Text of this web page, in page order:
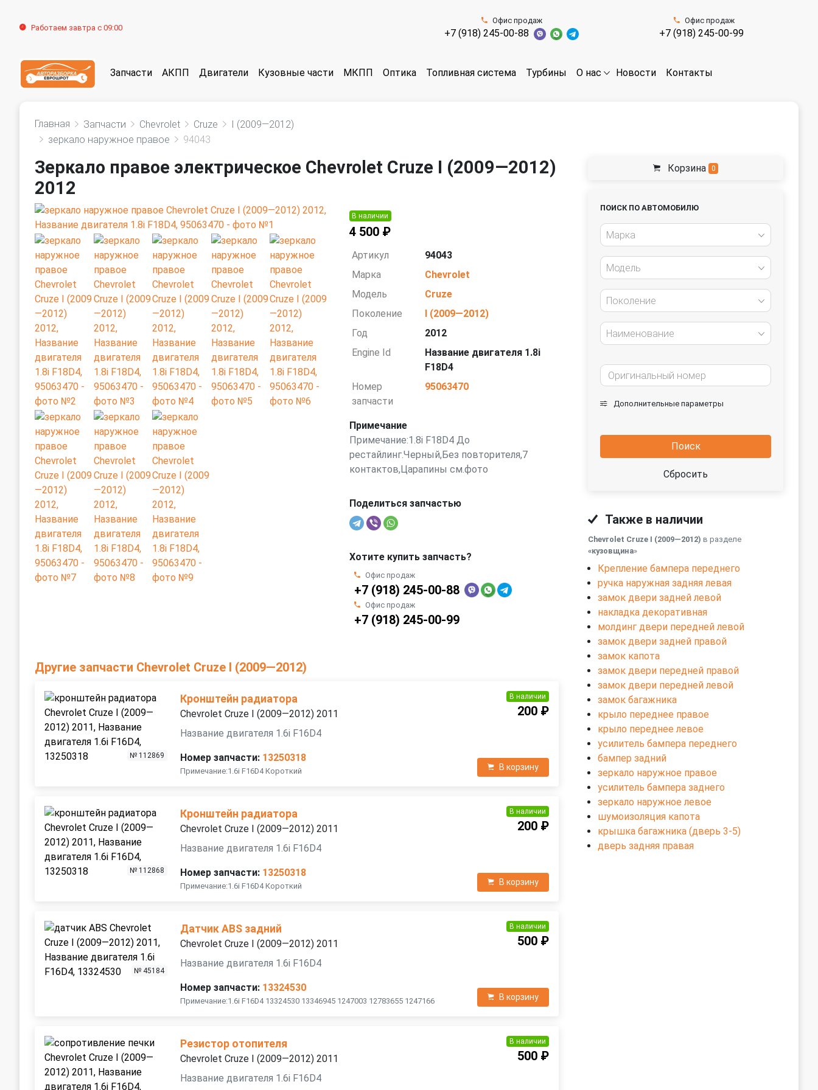
Работаем завтра с 09:00
Офис продаж
+7 (918) 245-00-88
Офис продаж
+7 (918) 245-00-99
Запчасти АКПП Двигатели Кузовные части МКПП Оптика Топливная система Турбины О нас Новости Контакты
Главная Запчасти Chevrolet Cruze
I (2009—2012)
зеркало наружное правое
94043
Зеркало правое электрическое Chevrolet Cruze I (2009—2012)
2012
В наличии
4 500 ₽
Артикул
94043
Марка
Chevrolet
Модель
Cruze
Поколение
I (2009—2012)
Год
2012
Engine Id
Название двигателя 1.8i
F18D4
Номер
запчасти
95063470
Примечание
Примечание:1.8i F18D4 До
рестайлинг.Черный,Без повторителя,7
контактов,Царапины см.фото
Поделиться запчастью
Хотите купить запчасть?
Офис продаж
+7 (918) 245-00-88
Офис продаж
+7 (918) 245-00-99
Другие запчасти Chevrolet Cruze I (2009—2012)
№ 112869
Кронштейн радиатора
Chevrolet Cruze I (2009—2012) 2011
Название двигателя 1.6i F16D4
Номер запчасти: 13250318
Примечание:1.6i F16D4 Короткий
В наличии
200 ₽
В корзину
№ 112868
Кронштейн радиатора
Chevrolet Cruze I (2009—2012) 2011
Название двигателя 1.6i F16D4
Номер запчасти: 13250318
Примечание:1.6i F16D4 Короткий
В наличии
200 ₽
В корзину
№ 45184
Датчик ABS задний
Chevrolet Cruze I (2009—2012) 2011
Название двигателя 1.6i F16D4
Номер запчасти: 13324530
Примечание:1.6i F16D4 13324530 13346945 1247003 12783655 1247166
В наличии
500 ₽
В корзину
Резистор отопителя
Chevrolet Cruze I (2009—2012) 2011
Название двигателя 1.6i F16D4
В наличии
500 ₽
Корзина 0
ПОИСК ПО АВТОМОБИЛЮ
Марка
Модель
Поколение
Наименование
Дополнительные параметры
Поиск
Сбросить
Также в наличии
Chevrolet Cruze I (2009—2012) в разделе
«кузовщина»
Крепление бампера переднего
ручка наружная задняя левая
замок двери задней левой
накладка декоративная
молдинг двери передней левой
замок двери задней правой
замок капота
замок двери передней правой
замок двери передней левой
замок багажника
крыло переднее правое
крыло переднее левое
усилитель бампера переднего
бампер задний
зеркало наружное правое
усилитель бампера заднего
зеркало наружное левое
шумоизоляция капота
крышка багажника (дверь 3-5)
дверь задняя правая